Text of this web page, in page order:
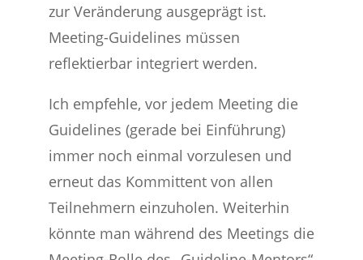
zur Veränderung ausgeprägt ist.
Meeting-Guidelines müssen
reflektierbar integriert werden.
Ich empfehle, vor jedem Meeting die
Guidelines (gerade bei Einführung)
immer noch einmal vorzulesen und
erneut das Kommittent von allen
Teilnehmern einzuholen. Weiterhin
könnte man während des Meetings die